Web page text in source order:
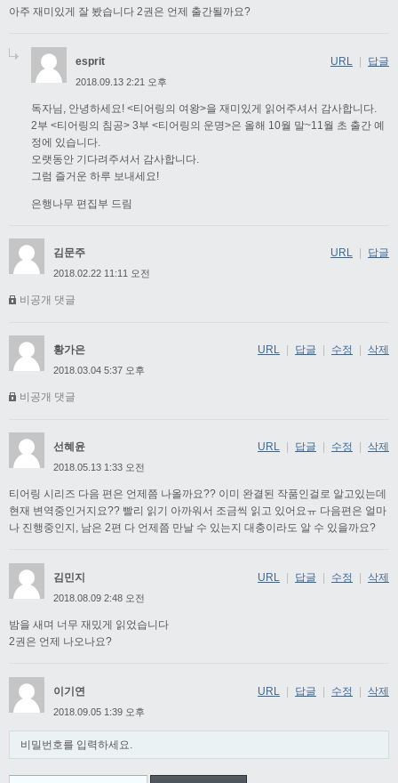
아주 재미있게 잘 봤습니다 2권은 언제 출간될까요?
esprit
2018.09.13 2:21 오후
독자님, 안녕하세요! <티어링의 여왕>을 재미있게 읽어주셔서 감사합니다.
2부 <티어링의 침공> 3부 <티어링의 운명>은 올해 10월 말~11월 초 출간 예
정에 있습니다.
오랫동안 기다려주셔서 감사합니다.
그럼 즐거운 하루 보내세요!
은행나무 편집부 드림
URL | 답글
김문주
2018.02.22 11:11 오전
비공개 댓글
URL 답글
황가은
2018.03.04 5:37 오후
비공개 댓글
URL 답글 수정 삭제
선혜윤
2018.05.13 1:33 오전
티어링 시리즈 다음 편은 언제쯤 나올까요?? 이미 완결된 작품인걸로 알고있는데
현재 변역중인거지요?? 빨리 읽기 아까워서 조금씩 읽고 있어요ㅠ 다음편은 얼마
나 진행중인지, 남은 2편 다 언제쯤 만날 수 있는지 대충이라도 알 수 있을까요?
URL 답글 수정 삭제
김민지
2018.08.09 2:48 오전
밤을 새며 너무 재밌게 읽었습니다
2권은 언제 나오나요?
URL | 답글 | 수정 | 삭제
이기연
2018.09.05 1:39 오후
비밀번호를 입력하세요.
URL | 답글 | 수정 | 삭제